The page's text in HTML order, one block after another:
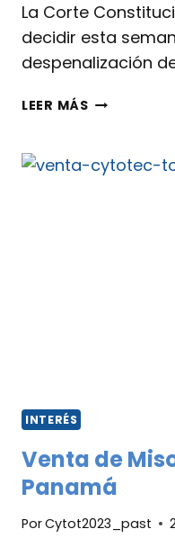
La Corte
decidir esta
despenalización
LEER MÁS
INTERÉS
Venta de
Panamá
PorCytot2023_past